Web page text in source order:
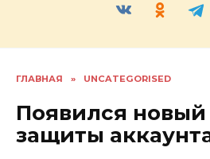
ГЛАВНАЯ » UNCATEGORISED
Появился новый
защиты